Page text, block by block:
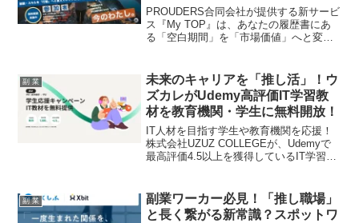
意義を事業に変える夢を叶えよ
う！
PROUDERS合同会社が提供する新サービ
ス『My TOP』は、あなたの履歴書にあ
る「空白期間」を「市場価値」へと変
ラムです。アスリート、休職経験者、就
活生など、新たな一歩を踏み出したいと
願うすべての人を応援し、プロジェクト
挑戦から事業部長デビューまでをサポー
ト。副業ファンやキャリアアップを目指
す方々にとって、まさに「推し」の夢を
現実にするような、Well-beingを追求する
革新的なサービスに注目です！
副 業
未来のキャリアを「推し活」！ウ
ズカレがUdemy高評価IT学習教
材を教育機関・学生に無料開放！
IT人材を目指す学生や教育機関を応援！
株式会社UZUZ COLLEGEが、Udemyで
最高評価4.5以上を獲得しているIT学習教
実践スキルを、今すぐ手に入れよう！
副 業
副業ワーカー必見！「推し職場」
と長く繋がる新常識？スポットワ